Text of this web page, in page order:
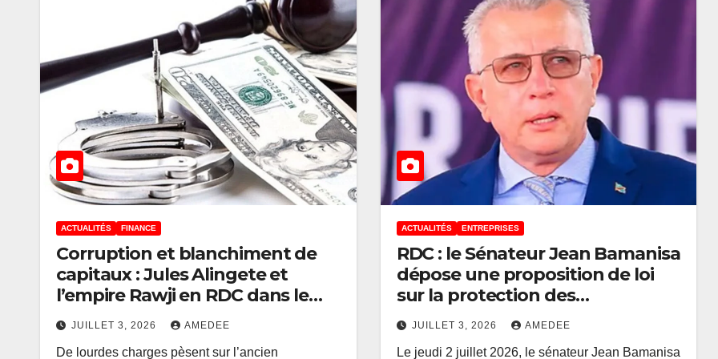
ACTUALITÉS FINANCE
Corruption et blanchiment de
capitaux : Jules Alingete et
l’empire Rawji en RDC dans le
collimateur de la justice
JUILLET 3, 2026 AMEDEE
De lourdes charges pèsent sur l’ancien
ACTUALITÉS ENTREPRISES
RDC : le Sénateur Jean Bamanisa
dépose une proposition de loi
sur la protection des
compétences nationales
JUILLET 3, 2026 AMEDEE
Le jeudi 2 juillet 2026, le sénateur Jean Bamanisa
ACTUALITÉS ÉCONOMIE
Le VPM Daniel
Mukoko a échangé
ACTUALITÉS BANQUES
L’An 1 de
la BCC : la